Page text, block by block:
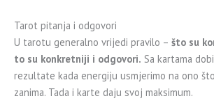
Tarot pitanja i odgovori
U tarotu generalno vrijedi pravilo – što su
to su konkretniji i odgovori. Sa kartama
rezultate kada energiju usmjerimo na ono
zanima. Tada i karte daju svoj maksimum.